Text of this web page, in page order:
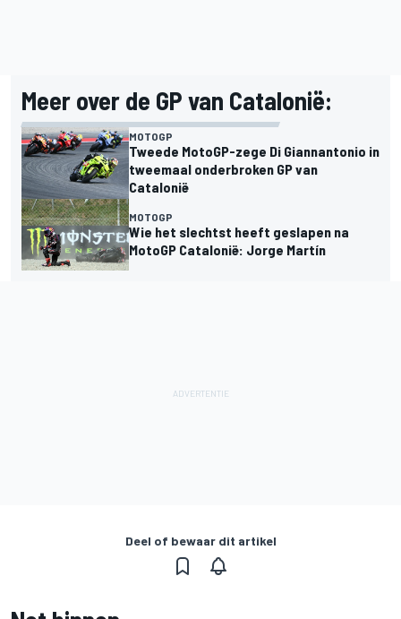
Meer over de GP van Catalonië:
MOTOGP
Tweede MotoGP-zege Di Giannantonio in
tweemaal onderbroken GP van
Catalonië
MOTOGP
Wie het slechtst heeft geslapen na
MotoGP Catalonië: Jorge Martín
Deel of bewaar dit artikel